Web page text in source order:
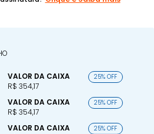
VALOR DA CAIXA
R$ 354,17
25% OFF
VALOR DA CAIXA
R$ 354,17
25% OFF
VALOR DA CAIXA
25% OFF